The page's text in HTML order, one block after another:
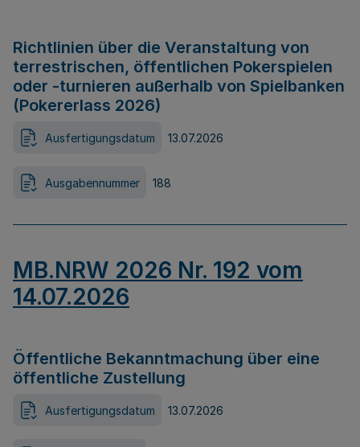
Richtlinien über die Veranstaltung von
terrestrischen, öffentlichen Pokerspielen
oder -turnieren außerhalb von Spielbanken
(Pokererlass 2026)
Ausfertigungsdatum 13.07.2026
Ausgabennummer 188
MB.NRW 2026 Nr. 192 vom
14.07.2026
Öffentliche Bekanntmachung über eine
öffentliche Zustellung
Ausfertigungsdatum 13.07.2026